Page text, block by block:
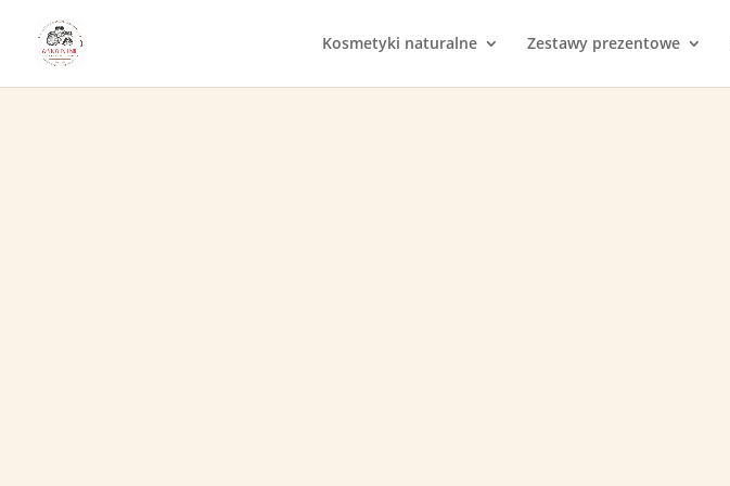
Kosmetyki naturalne Zestawy prezentowe